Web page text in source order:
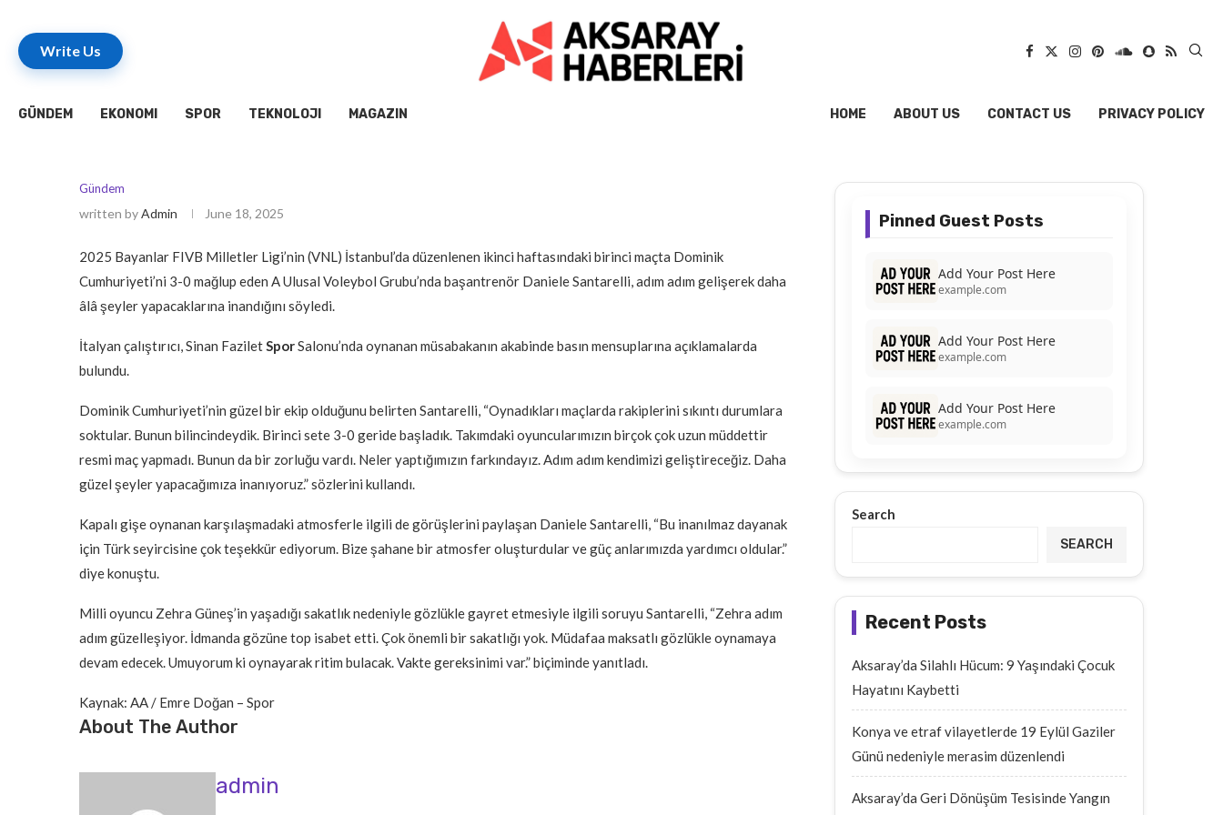
Write Us
GÜNDEM EKONOMI SPOR TEKNOLOJI MAGAZIN HOME ABOUT US CONTACT US PRIVACY POLICY
Gündem
written byAdmin June 18, 2025
2025 Bayanlar FIVB Milletler Ligi’nin (VNL) İstanbul’da düzenlenen ikinci haftasındaki birinci maçta Dominik
Cumhuriyeti’ni 3-0 mağlup eden A Ulusal Voleybol Grubu’nda başantrenör Daniele Santarelli, adım adım gelişerek daha
âlâ şeyler yapacaklarına inandığını söyledi.
İtalyan çalıştırıcı, Sinan FaziletSporSalonu’nda oynanan müsabakanın akabinde basın mensuplarına açıklamalarda
bulundu.
Dominik Cumhuriyeti’nin güzel bir ekip olduğunu belirten Santarelli, “Oynadıkları maçlarda rakiplerini sıkıntı durumlara
soktular. Bunun bilincindeydik. Birinci sete 3-0 geride başladık. Takımdaki oyuncularımızın birçok çok uzun müddettir
resmi maç yapmadı. Bunun da bir zorluğu vardı. Neler yaptığımızın farkındayız. Adım adım kendimizi geliştireceğiz. Daha
güzel şeyler yapacağımıza inanıyoruz.” sözlerini kullandı.
Kapalı gişe oynanan karşılaşmadaki atmosferle ilgili de görüşlerini paylaşan Daniele Santarelli, “Bu inanılmaz dayanak
için Türk seyircisine çok teşekkür ediyorum. Bize şahane bir atmosfer oluşturdular ve güç anlarımızda yardımcı oldular.”
diye konuştu.
Milli oyuncu Zehra Güneş’in yaşadığı sakatlık nedeniyle gözlükle gayret etmesiyle ilgili soruyu Santarelli, “Zehra adım
adım güzelleşiyor. İdmanda gözüne top isabet etti. Çok önemli bir sakatlığı yok. Müdafaa maksatlı gözlükle oynamaya
devam edecek. Umuyorum ki oynayarak ritim bulacak. Vakte gereksinimi var.” biçiminde yanıtladı.
Kaynak: AA / Emre Doğan – Spor
About The Author
admin
Pinned Guest Posts
Add Your Post Here
example.com
Add Your Post Here
example.com
Add Your Post Here
example.com
Search
SEARCH
Recent Posts
Aksaray’da Silahlı Hücum: 9 Yaşındaki Çocuk
Hayatını Kaybetti
Konya ve etraf vilayetlerde 19 Eylül Gaziler
Günü nedeniyle merasim düzenlendi
Aksaray’da Geri Dönüşüm Tesisinde Yangın